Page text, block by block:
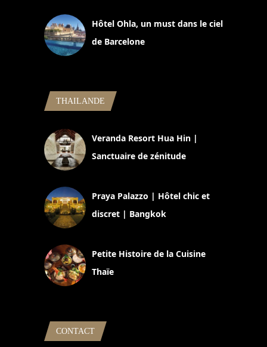
Hôtel Ohla, un must dans le ciel
de Barcelone
THAILANDE
Veranda Resort Hua Hin |
Sanctuaire de zénitude
Praya Palazzo | Hôtel chic et
discret | Bangkok
Petite Histoire de la Cuisine
Thaïe
CONTACT